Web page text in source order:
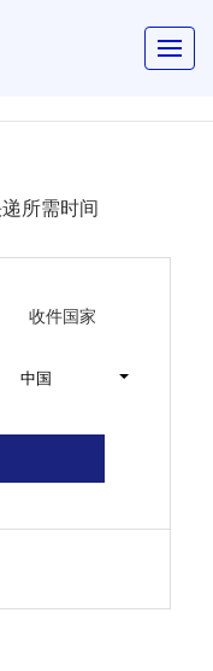
所需时间
收件国家
中国